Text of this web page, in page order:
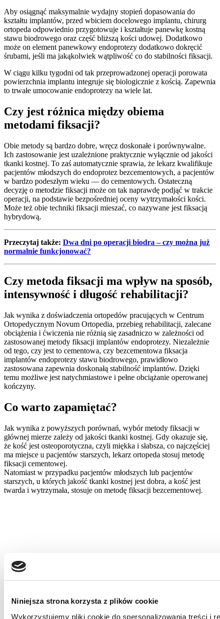
Niniejsza strona korzysta z plików cookie
Wykorzystujemy pliki cookie do spersonalizowania treści i
Aby osiągnąć maksymalnie wydajny stopień dopasowania do
kształtu implantów, przed wbiciem docelowego implantu, chirurg
ortopeda odpowiednio przygotowuje i kształtuje panewkę kostną
stawu biodrowego oraz część bliższą kości udowej. Dodatkowo
może on element panewkowy endoprotezy dodatkowo dokręcić
śrubami, jeśli ma jakąkolwiek wątpliwość co do stabilności fiksacji.
W ciągu kilku tygodni od tak przeprowadzonej operacji porowata
powierzchnia implantu integruje się biologicznie z kością. Zapewnia
to trwałe umocowanie endoprotezy na wiele lat.
Czy jest różnica między obiema
metodami fiksacji?
Obie metody są bardzo dobre, wręcz doskonałe i porównywalne.
Ich zastosowanie jest uzależnione praktycznie wyłącznie od jakości
tkanki kostnej. To zaś automatycznie sprawia, że lekarz kwalifikuje
pacjentów młodszych do endoprotez bezcementowych, a pacjentów
w bardzo podeszłym wieku — do cementowych. Ostateczną
decyzję o metodzie fiksacji może on tak naprawdę podjąć w trakcie
operacji, na podstawie bezpośredniej oceny wytrzymałości kości.
Może też obie techniki fiksacji mieszać, co nazywane jest fiksacją
hybrydową.
Przeczytaj także: Dwa dni po operacji biodra – czy można już
normalnie funkcjonować?
Czy metoda fiksacji ma wpływ na sposób,
intensywność i długość rehabilitacji?
Jak wynika z doświadczenia ortopedów pracujących w Centrum
Ortopedycznym Novum Ortopedia, przebieg rehabilitacji, zalecane
obciążenia i ćwiczenia nie różnią się zasadniczo w zależności od
zastosowanej metody fiksacji implantów endoprotezy. Niezależnie
od tego, czy jest to cementowa, czy bezcementowa fiksacja
implantów endoprotezy stawu biodrowego, prawidłowo
zastosowana zapewnia doskonałą stabilność implantów. Dzięki
temu możliwe jest natychmiastowe i pełne obciążanie operowanej
kończyny.
Co warto zapamiętać?
Jak wynika z powyższych porównań, wybór metody fiksacji w
głównej mierze zależy od jakości tkanki kostnej. Gdy okazuje się,
że kość jest osteoporotyczna, czyli miękka i słabsza, co najczęściej
ma miejsce u pacjentów starszych, lekarz ortopeda stosuj metodę
fiksacji cementowej.
Natomiast w przypadku pacjentów młodszych lub pacjentów
starszych, u których jakość tkanki kostnej jest dobra, a kość jest
twarda i wytrzymała, stosuje on metodę fiksacji bezcementowej.